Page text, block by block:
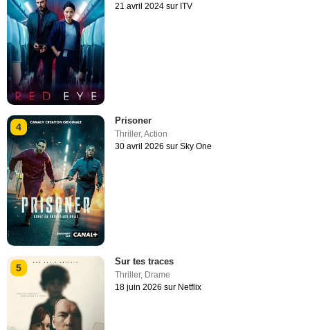
21 avril 2024 sur ITV
4
Prisoner
Thriller,Action
30 avril 2026 sur Sky One
5
Sur tes traces
Thriller, Drame
18 juin 2026 sur Netflix